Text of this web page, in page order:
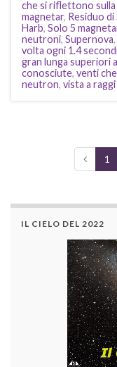
che si riflettono
magnetar, Residuo
Harb, Solo 5
neutroni, Supernova,
volta ogni 1.4
gran lunga superiori
conosciute, venti
neutron, vista a raggi
1
IL CIELO DEL 2022